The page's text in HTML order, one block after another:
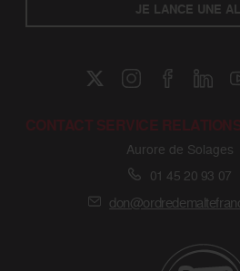
JE LANCE UNE
CONTACT SERVICE
Aurore de Solages
01 45 20 93 07